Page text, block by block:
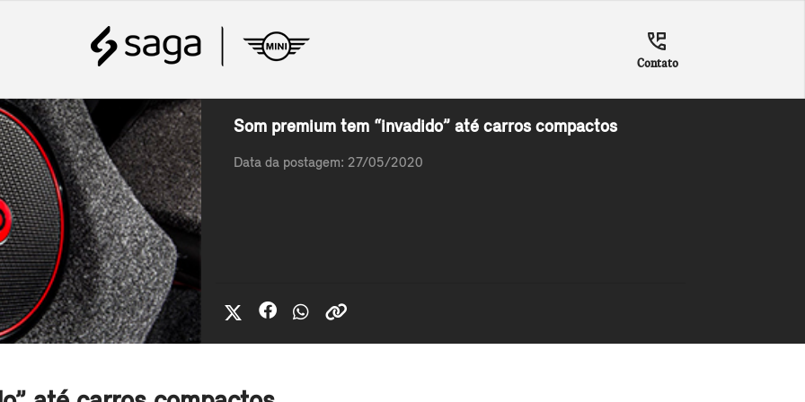
Contato
Som premium tem “invadido” até carros compactos
Data da postagem: 27/05/2020